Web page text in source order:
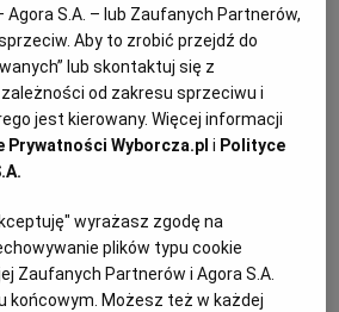
KOSZALIN
KRAKÓW
ŁÓDŹ
TOK FM
SPORT.PL
minut plus ogrzanie składników
Agora S.A. – lub Zaufanych Partnerów,
Aby to zrobić przejdź do
lub skontaktuj się z
od zakresu sprzeciwu i
jest kierowany. Więcej informacji
Prywatności Wyborcza.pl i Polityce
wyrażasz zgodę na
plików typu cookie
Zaufanych Partnerów i Agora S.A.
końcowym. Możesz też w każdej